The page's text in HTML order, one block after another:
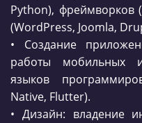
Python), фреймворков
(WordPress, Joomla,
• Создание
работы мобильных
языков
Native, Flutter).
• Дизайн: владение